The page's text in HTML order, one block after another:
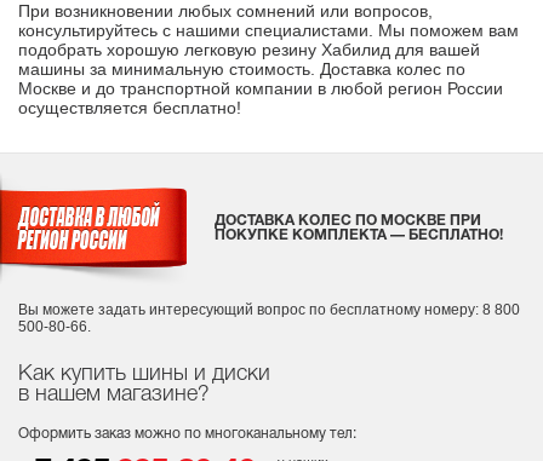
При возникновении любых сомнений или вопросов,
консультируйтесь с нашими специалистами. Мы поможем вам
подобрать хорошую легковую резину Хабилид для вашей
машины за минимальную стоимость. Доставка колес по
Москве и до транспортной компании в любой регион России
осуществляется бесплатно!
Как купить шины и диски
в нашем магазине?
Оформить заказ можно по многоканальному тел:
ДОСТАВКА КОЛЕС ПО МОСКВЕ ПРИ
ПОКУПКЕ КОМПЛЕКТА — БЕСПЛАТНО!
Вы можете задать интересующий вопрос по бесплатному номеру: 8 800
500-80-66.